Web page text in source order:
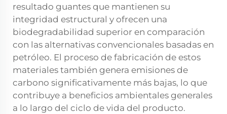
resultado guantes que mantienen su
integridad estructural y ofrecen una
biodegradabilidad superior en comparación
con las alternativas convencionales basadas en
petróleo. El proceso de fabricación de estos
materiales también genera emisiones de
carbono significativamente más bajas, lo que
contribuye a beneficios ambientales generales
a lo largo del ciclo de vida del producto.